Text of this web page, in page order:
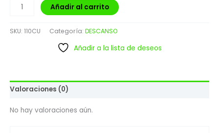
Añadir al carrito
SKU: 110CU Categoría: DESCANSO
Añadir a la lista de deseos
Valoraciones (0)
No hay valoraciones aún.